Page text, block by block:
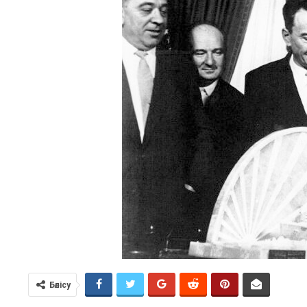
Бөлісу